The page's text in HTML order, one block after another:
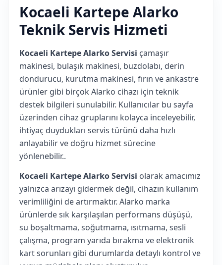
Kocaeli Kartepe Alarko
Teknik Servis Hizmeti
Kocaeli Kartepe Alarko Servisi çamaşır
makinesi, bulaşık makinesi, buzdolabı, derin
dondurucu, kurutma makinesi, fırın ve ankastre
ürünler gibi birçok Alarko cihazı için teknik
destek bilgileri sunulabilir. Kullanıcılar bu sayfa
üzerinden cihaz gruplarını kolayca inceleyebilir,
ihtiyaç duydukları servis türünü daha hızlı
anlayabilir ve doğru hizmet sürecine
yönlenebilir..
Kocaeli Kartepe Alarko Servisi olarak amacımız
yalnızca arızayı gidermek değil, cihazın kullanım
verimliliğini de artırmaktır. Alarko marka
ürünlerde sık karşılaşılan performans düşüşü,
su boşaltmama, soğutmama, ısıtmama, sesli
çalışma, program yarıda bırakma ve elektronik
kart sorunları gibi durumlarda detaylı kontrol ve